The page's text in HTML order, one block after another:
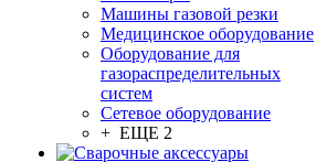
Машины газовой резки
Медицинское оборудование
Оборудование для
газораспределительных
систем
Сетевое оборудование
+ ЕЩЕ 2